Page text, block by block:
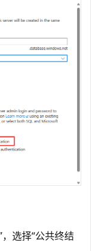
选择“公共终结